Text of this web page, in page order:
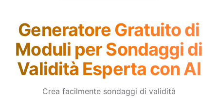
BLOG
PREZZI
Generatore Gratuito di
Moduli per Sondaggi di
Validità Esperta con AI
Crea facilmente sondaggi di validità